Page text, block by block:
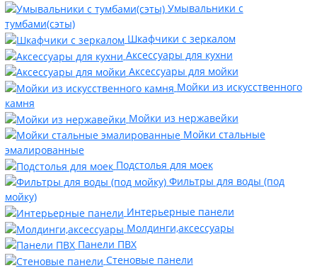
Умывальники с
тумбами(сэты)
Шкафчики с зеркалом
Аксессуары для кухни
Аксессуары для мойки
Мойки из искусственного
камня
Мойки из нержавейки
Мойки стальные
эмалированные
Подстолья для моек
Фильтры для воды (под
мойку)
Интерьерные панели
Молдинги,аксессуары
Панели ПВХ
Стеновые панели